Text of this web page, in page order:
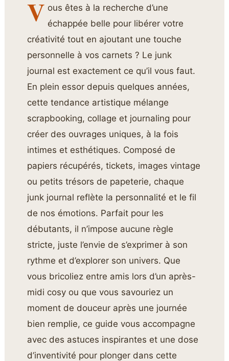
V ous êtes à la recherche d’une
échappée belle pour libérer votre
créativité tout en ajoutant une touche
personnelle à vos carnets ? Le junk
journal est exactement ce qu’il vous faut.
En plein essor depuis quelques années,
cette tendance artistique mélange
scrapbooking, collage et journaling pour
créer des ouvrages uniques, à la fois
intimes et esthétiques. Composé de
papiers récupérés, tickets, images vintage
ou petits trésors de papeterie, chaque
junk journal reflète la personnalité et le fil
de nos émotions. Parfait pour les
débutants, il n’impose aucune règle
stricte, juste l’envie de s’exprimer à son
rythme et d’explorer son univers. Que
vous bricoliez entre amis lors d’un après-
midi cosy ou que vous savouriez un
moment de douceur après une journée
bien remplie, ce guide vous accompagne
avec des astuces inspirantes et une dose
d’inventivité pour plonger dans cette